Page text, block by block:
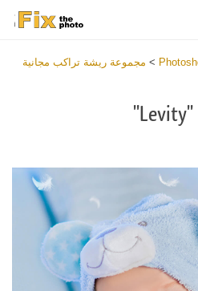
> مجموعة ريشة تراكب مجانية